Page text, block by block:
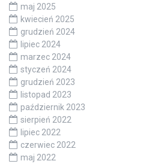
maj 2025
kwiecień 2025
grudzień 2024
lipiec 2024
marzec 2024
styczeń 2024
grudzień 2023
listopad 2023
październik 2023
sierpień 2022
lipiec 2022
czerwiec 2022
maj 2022